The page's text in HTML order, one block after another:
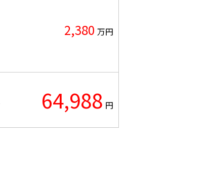
2,380 万円
64,988 円